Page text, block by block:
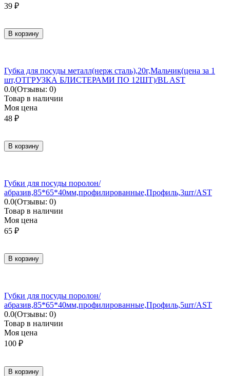
39 ₽
В корзину
Губка для посуды металл(нерж сталь),20г,Мальчик(цена за 1
шт,ОТГРУЗКА БЛИСТЕРАМИ ПО 12ШТ)/BL AST
0.0(Отзывы: 0)
Товар в наличии
Моя цена
48 ₽
В корзину
Губки для посуды поролон/
абразив,85*65*40мм,профилированные,Профиль,3шт/AST
0.0(Отзывы: 0)
Товар в наличии
Моя цена
65 ₽
В корзину
Губки для посуды поролон/
абразив,85*65*40мм,профилированные,Профиль,5шт/AST
0.0(Отзывы: 0)
Товар в наличии
Моя цена
100 ₽
В корзину